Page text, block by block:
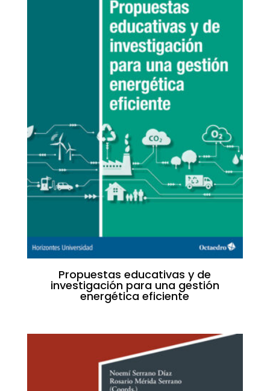
Propuestas educativas y de
investigación para una gestión
energética eficiente